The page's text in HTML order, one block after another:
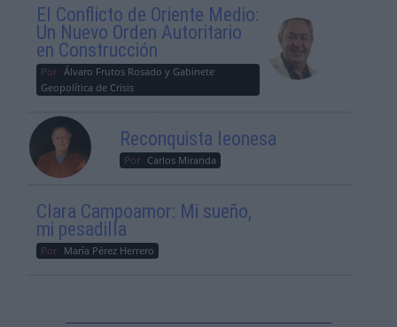
El Conflicto de Oriente Medio:
Un Nuevo Orden Autoritario
en Construcción
Por Álvaro Frutos Rosado y Gabinete
Geopolítica de Crisis
Reconquista leonesa
Por Carlos Miranda
Clara Campoamor: Mi sueño,
mi pesadilla
Por María Pérez Herrero